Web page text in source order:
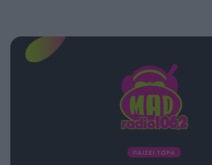
ΠΑΙΖΕΙ ΤΩΡΑ